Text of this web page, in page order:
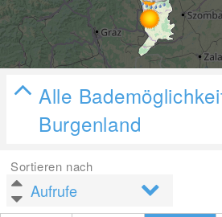
Alle
Burgenland
Sortieren nach